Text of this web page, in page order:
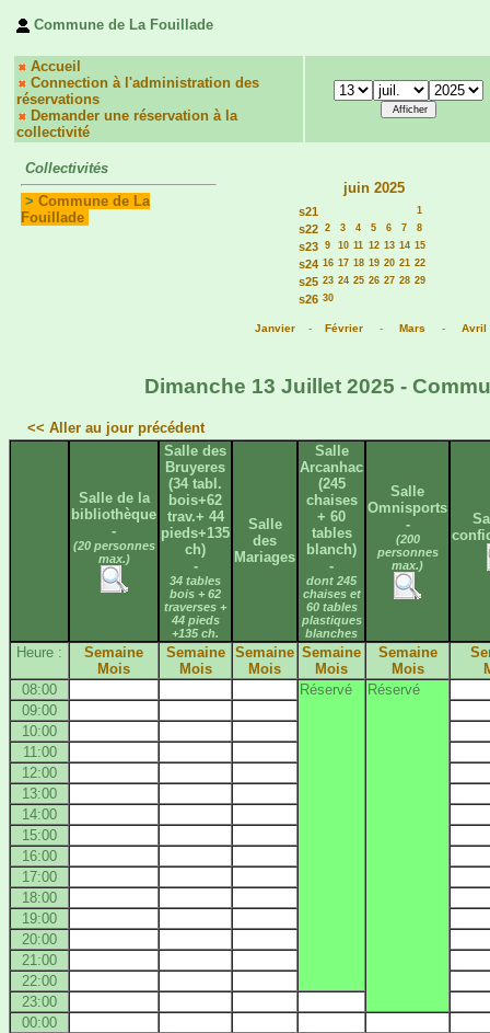
Commune de La Fouillade
Accueil
Connection à l'administration des
réservations
Demander une réservation à la
collectivité
Collectivités
> Commune de La
Fouillade
juin 2025
s21 1
s22 2 3 4 5 6 7 8
s23 9 10 11 12 13 14 15
s24 16 17 18 19 20 21 22
s25 23 24 25 26 27 28 29
s26 30
Janvier - Février - Mars - Avril
Dimanche 13 Juillet 2025 -
<< Aller au jour précédent
Salle de la
bibliothèque
-
(20 personnes
max.)
Salle des
Bruyeres
(34 tabl.
bois+62
trav.+ 44
pieds+135
ch)
-
34 tables
bois + 62
traverses +
44 pieds
+135 ch.
Salle
des
Mariages
Salle
Arcanhac
(245
chaises
+ 60
tables
blanch)
-
dont 245
chaises et
60 tables
plastiques
blanches
Salle
Omnisports
-
(200
personnes
max.)
Heure :
Semaine
Mois
Semaine
Mois
Semaine
Mois
Semaine
Mois
Semaine
Mois
08:00
Réservé
Réservé
09:00
10:00
11:00
12:00
13:00
14:00
15:00
16:00
17:00
18:00
19:00
20:00
21:00
22:00
23:00
00:00